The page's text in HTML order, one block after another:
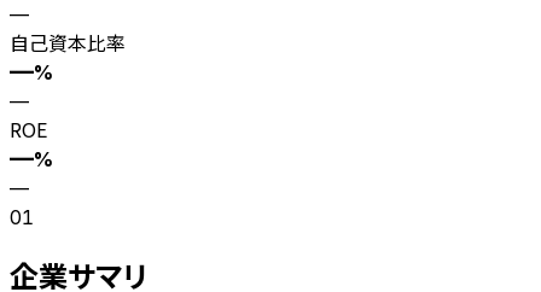
—
自己資本比率
—%
—
ROE
—%
—
01
企業サマリ